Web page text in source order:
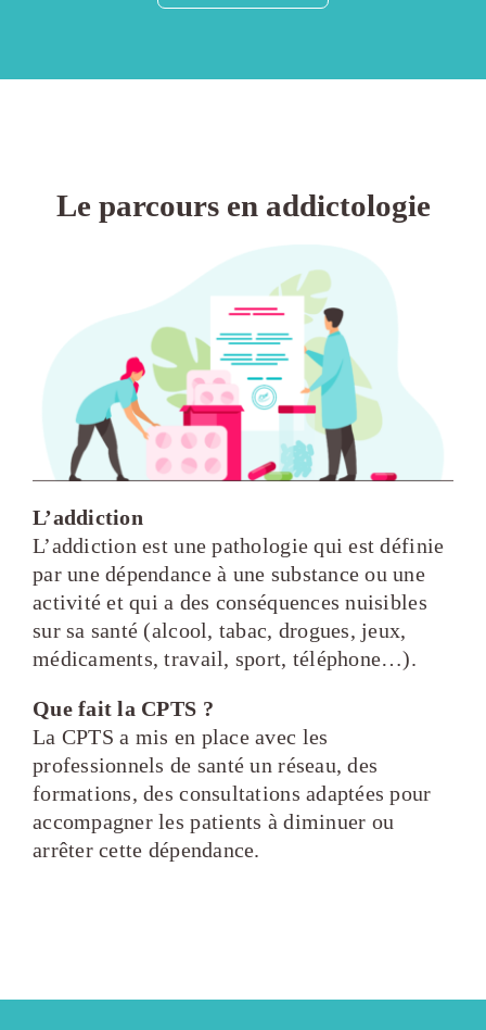
Le parcours en addictologie
L’addiction
L’addiction est une pathologie qui est définie
par une dépendance à une substance ou une
activité et qui a des conséquences nuisibles
sur sa santé (alcool, tabac, drogues, jeux,
médicaments, travail, sport, téléphone…).
Que fait la CPTS ?
La CPTS a mis en place avec les
professionnels de santé un réseau, des
formations, des consultations adaptées pour
accompagner les patients à diminuer ou
arrêter cette dépendance.